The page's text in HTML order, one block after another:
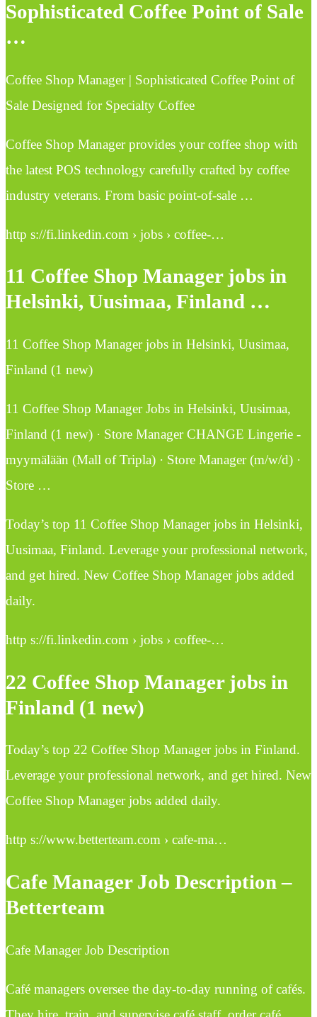
Sophisticated Coffee Point of Sale
…
Coffee Shop Manager | Sophisticated Coffee Point of
Sale Designed for Specialty Coffee
Coffee Shop Manager provides your coffee shop with
the latest POS technology carefully crafted by coffee
industry veterans. From basic point-of-sale …
http s://fi.linkedin.com › jobs › coffee-…
11 Coffee Shop Manager jobs in
Helsinki, Uusimaa, Finland …
11 Coffee Shop Manager jobs in Helsinki, Uusimaa,
Finland (1 new)
11 Coffee Shop Manager Jobs in Helsinki, Uusimaa,
Finland (1 new) · Store Manager CHANGE Lingerie -
myymälään (Mall of Tripla) · Store Manager (m/w/d) ·
Store …
Today’s top 11 Coffee Shop Manager jobs in Helsinki,
Uusimaa, Finland. Leverage your professional network,
and get hired. New Coffee Shop Manager jobs added
daily.
http s://fi.linkedin.com › jobs › coffee-…
22 Coffee Shop Manager jobs in
Finland (1 new)
Today’s top 22 Coffee Shop Manager jobs in Finland.
Leverage your professional network, and get hired. New
Coffee Shop Manager jobs added daily.
http s://www.betterteam.com › cafe-ma…
Cafe Manager Job Description –
Betterteam
Cafe Manager Job Description
Café managers oversee the day-to-day running of cafés.